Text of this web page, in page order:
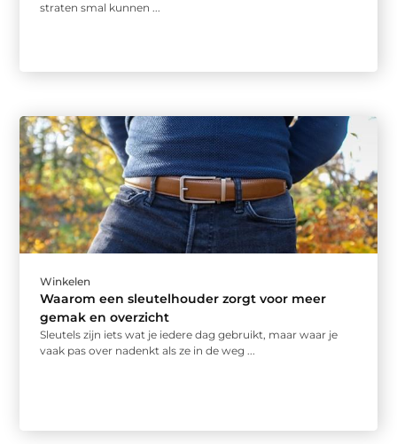
straten smal kunnen ...
Winkelen
Waarom een sleutelhouder zorgt voor meer
gemak en overzicht
Sleutels zijn iets wat je iedere dag gebruikt, maar waar je
vaak pas over nadenkt als ze in de weg ...